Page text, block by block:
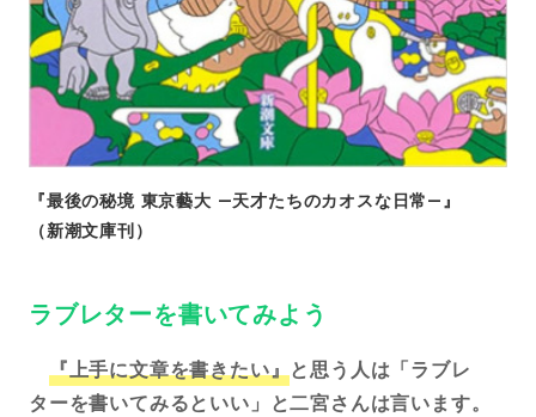
『最後の秘境 東京藝大 ―天才たちのカオスな日常―』
（新潮文庫刊）
ラブレターを書いてみよう
『上手に文章を書きたい』と思う人は「ラブレ
ターを書いてみるといい」と二宮さんは言います。